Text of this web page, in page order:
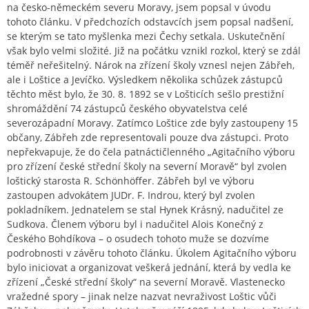
na česko-německém severu Moravy, jsem popsal v úvodu
tohoto článku. V předchozích odstavcích jsem popsal nadšení,
se kterým se tato myšlenka mezi Čechy setkala. Uskutečnění
však bylo velmi složité. Již na počátku vznikl rozkol, který se zdál
téměř neřešitelný. Nárok na zřízení školy vznesl nejen Zábřeh,
ale i Loštice a Jevíčko. Výsledkem několika schůzek zástupců
těchto měst bylo, že 30. 8. 1892 se v Lošticích sešlo prestižní
shromáždění 74 zástupců českého obyvatelstva celé
severozápadní Moravy. Zatímco Loštice zde byly zastoupeny 15
občany, Zábřeh zde representovali pouze dva zástupci. Proto
nepřekvapuje, že do čela patnáctičlenného „Agitačního výboru
pro zřízení české střední školy na severní Moravě“ byl zvolen
loštický starosta R. Schönhöffer. Zábřeh byl ve výboru
zastoupen advokátem JUDr. F. Indrou, který byl zvolen
pokladníkem. Jednatelem se stal Hynek Krásný, nadučitel ze
Sudkova. Členem výboru byl i nadučitel Alois Konečný z
Českého Bohdíkova – o osudech tohoto muže se dozvíme
podrobnosti v závěru tohoto článku. Úkolem Agitačního výboru
bylo iniciovat a organizovat veškerá jednání, která by vedla ke
zřízení „České střední školy“ na severní Moravě. Vlastenecko
vražedné spory – jinak nelze nazvat nevraživost Loštic vůči